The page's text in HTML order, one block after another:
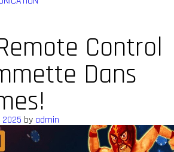
Control
Dans
2025 by admin